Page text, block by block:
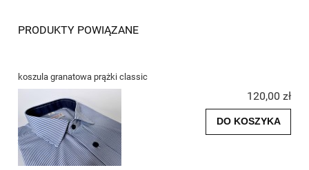
PRODUKTY POWIĄZANE
koszula granatowa prążki classic
120,00 zł
DO KOSZYKA